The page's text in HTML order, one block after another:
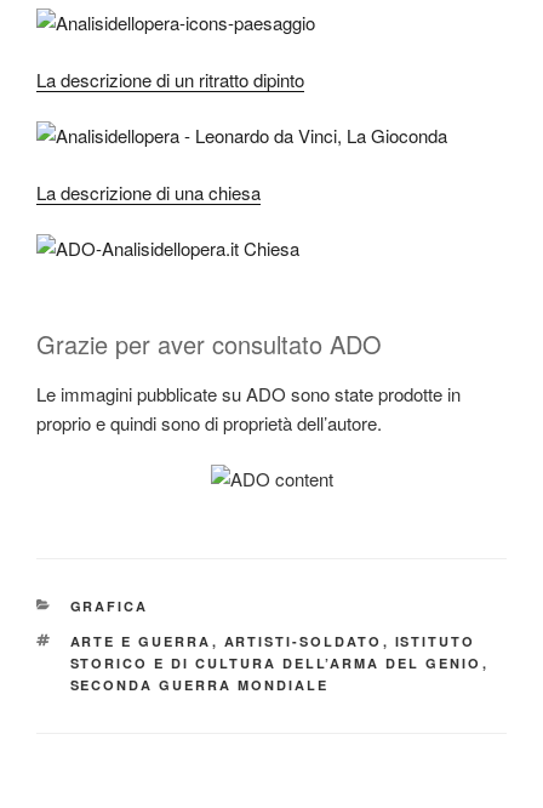
La descrizione di un ritratto dipinto
La descrizione di una chiesa
Grazie per aver consultato ADO
Le immagini pubblicate su ADO sono state prodotte in
proprio e quindi sono di proprietà dell’autore.
CATEGORIE
GRAFICA
TAG
ARTE E GUERRA , ARTISTI-SOLDATO , ISTITUTO
STORICO E DI CULTURA DELL’ARMA DEL GENIO ,
SECONDA GUERRA MONDIALE